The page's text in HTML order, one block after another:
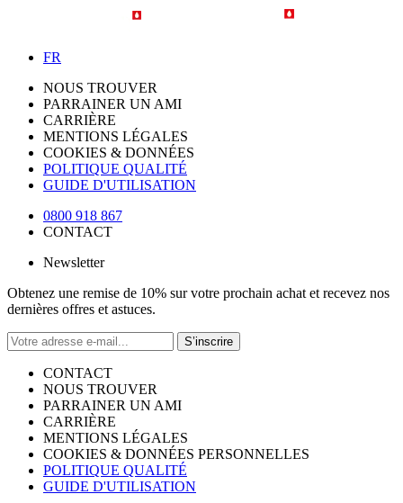
FR
NOUS TROUVER
PARRAINER UN AMI
CARRIÈRE
MENTIONS LÉGALES
COOKIES & DONNÉES
POLITIQUE QUALITÉ
GUIDE D'UTILISATION
0800 918 867
CONTACT
Newsletter
Obtenez une remise de 10% sur votre prochain achat et recevez nos
dernières offres et astuces.
S’inscrire
CONTACT
NOUS TROUVER
PARRAINER UN AMI
CARRIÈRE
MENTIONS LÉGALES
COOKIES & DONNÉES PERSONNELLES
POLITIQUE QUALITÉ
GUIDE D'UTILISATION